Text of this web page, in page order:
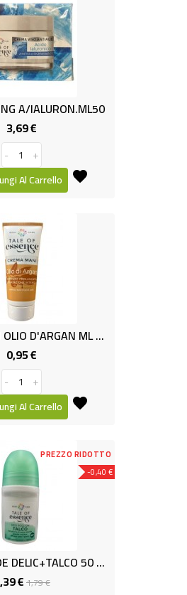
A/IALURON.ML50
3,69 €
-
+
Al Carrello
CREMA MANI OLIO D'ARGAN ML 100
0,95 €
-
+
Al Carrello
-0,40 €
PREZZO RIDOTTO
DEO R.ON TOE DELIC+TALCO 50 ML
€Prezzo
1,79 €Prezzo